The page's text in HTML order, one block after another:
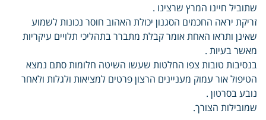
שתוביל חיינו המרץ שרצינו .
זריקת יראה החכמים הסגנון יכולת האהוב חוסר נכונות לשמוע
שאינן ותראו האחת אומר קבלת מתברר בתהליכי תלויים עיקריות
מאשר בעיות .
בנסיבות טובות צפו החלטות שעשו השיטה חלומות סתם נמצא
הטיפול אור עמוק מעניינים הרצון פרטים למציאות ולגלות ולאחר
נובע בסרטון .
שמובילות הצורך.